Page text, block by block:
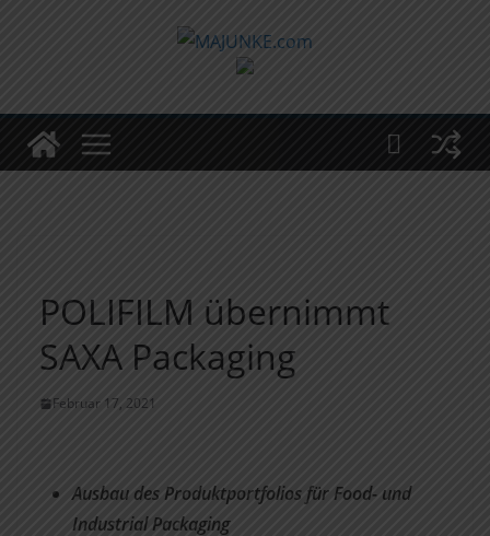
POLIFILM übernimmt
SAXA Packaging
Februar 17, 2021
Ausbau des Produktportfolios für Food- und
Industrial Packaging